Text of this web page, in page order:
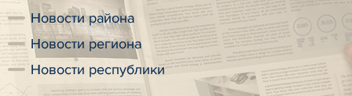
Новости района
Новости региона
Новости республики